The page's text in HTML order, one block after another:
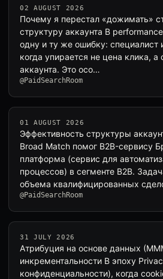
02 AUGUST 2026
Почему я перестал «дожимать»
структуру аккаунта В
одну и ту же ошибку: специалист
когда упирается не цена клика, а
аккаунта. Это осо…
@PaidSearchRoom
01 AUGUST 2026
Эффективность структуры
Broad Match помог B2B-сервису
платформа (сервис для
процессов) в сегменте B2B.
объема квалифицированных
@PaidSearchRoom
31 JULY 2026
Атрибуция на основе данных
инкрементальности В эпоху
конфиденциальности), когда